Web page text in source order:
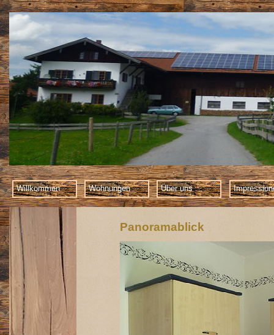
Willkommen Wohnungen Über uns
Panoramablick